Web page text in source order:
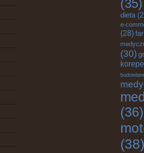
(35)
dieta
e-
(28)
(30)
(36)
(38)